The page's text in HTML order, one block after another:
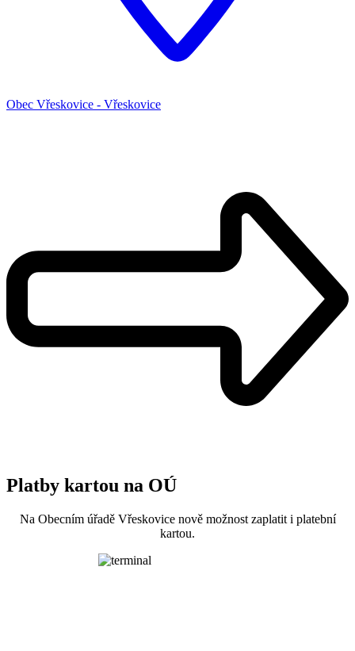
Obec Vřeskovice - Vřeskovice
Platby kartou na OÚ
Na Obecním úřadě Vřeskovice nově možnost zaplatit i platební
kartou.